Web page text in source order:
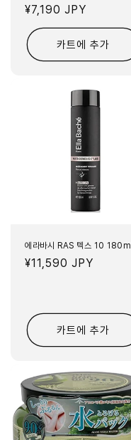
정
가
¥7,190 JPY
카트에 추가
에라바시 RAS 텍스 10 180ml
정
¥11,590 JPY
카트에 추가